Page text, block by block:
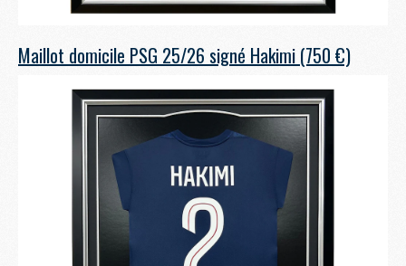
Maillot domicile PSG 25/26 signé Hakimi (750 €)